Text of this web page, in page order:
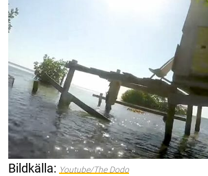
Bildkälla: Youtube/The Dodo